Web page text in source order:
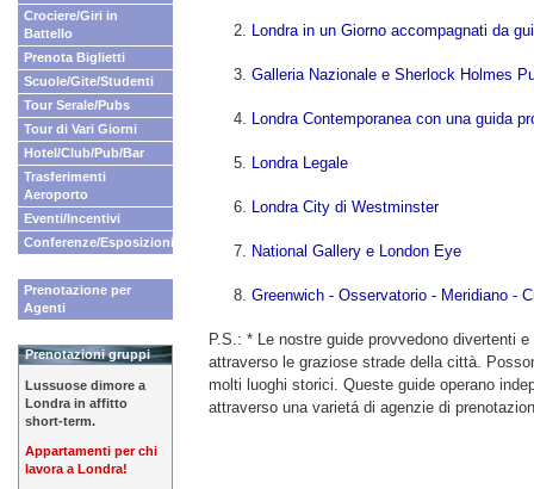
Londra in un Giorno accompagnati da
Galleria Nazionale e Sherlock Holmes
Londra Contemporanea con una guida
Londra Legale
Londra City di Westminster
National Gallery e London Eye
Greenwich - Osservatorio - Meridiano -
P.S.: * Le nostre guide provvedono divertenti
attraverso le graziose strade della città.
molti luoghi storici. Queste guide operano
attraverso una varietá di agenzie di
Crociere/Giri in
Battello
Prenota Biglietti
Scuole/Gite/Studenti
Tour Serale/Pubs
Tour di Vari Giorni
Hotel/Club/Pub/Bar
Trasferimenti
Aeroporto
Eventi/Incentivi
Conferenze/Esposizioni
Prenotazione per
Agenti
Prenotazioni gruppi
Lussuose dimore a
Londra in affitto
short-term.
Appartamenti per chi
lavora a Londra!